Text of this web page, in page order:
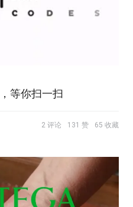
等你扫一扫
2 评论 131 赞 65 收藏